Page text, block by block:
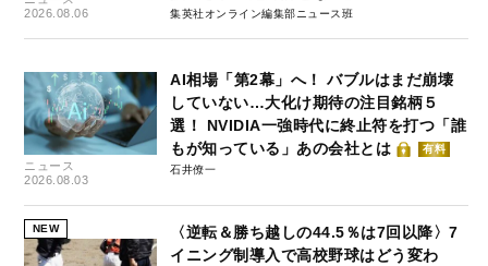
2026.08.06
集英社オンライン編集部ニュース班
ニュース
2026.08.03
AI相場「第2幕」へ！ バブルはまだ崩壊
していない…大化け期待の注目銘柄５
選！ NVIDIA一強時代に終止符を打つ「誰
もが知っている」あの会社とは
有料
石井僚一
NEW
〈逆転＆勝ち越しの44.5％は7回以降〉7
イニング制導入で高校野球はどう変わ